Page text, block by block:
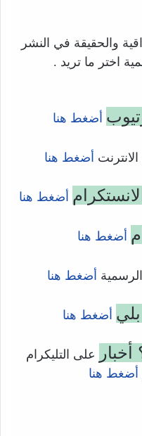
والحقيقة في النشر
اختر ما تريد .
أضغط هنا
أضغط هنا
أضغط هنا
أضغط هنا
الرسمية أضغط هنا
أضغط هنا
على التليكرام
أضغط هنا